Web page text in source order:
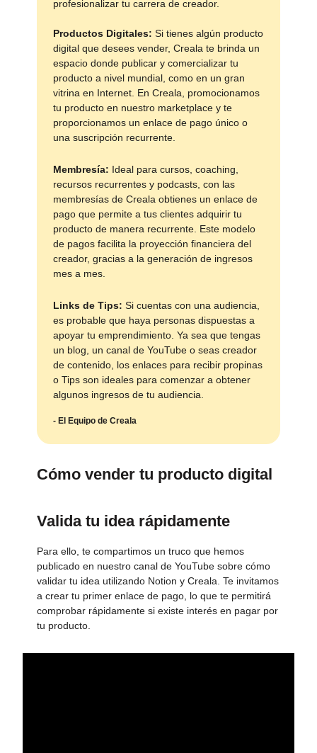
profesionalizar tu carrera de creador.
Productos Digitales: Si tienes algún producto
digital que desees vender, Creala te brinda un
espacio donde publicar y comercializar tu
producto a nivel mundial, como en un gran
vitrina en Internet. En Creala, promocionamos
tu producto en nuestro marketplace y te
proporcionamos un enlace de pago único o
una suscripción recurrente.
Membresía: Ideal para cursos, coaching,
recursos recurrentes y podcasts, con las
membresías de Creala obtienes un enlace de
pago que permite a tus clientes adquirir tu
producto de manera recurrente. Este modelo
de pagos facilita la proyección financiera del
creador, gracias a la generación de ingresos
mes a mes.
Links de Tips: Si cuentas con una audiencia,
es probable que haya personas dispuestas a
apoyar tu emprendimiento. Ya sea que tengas
un blog, un canal de YouTube o seas creador
de contenido, los enlaces para recibir propinas
o Tips son ideales para comenzar a obtener
algunos ingresos de tu audiencia.
- El Equipo de Creala
Cómo vender tu producto digital
Valida tu idea rápidamente
Para ello, te compartimos un truco que hemos
publicado en nuestro canal de YouTube sobre cómo
validar tu idea utilizando Notion y Creala. Te invitamos
a crear tu primer enlace de pago, lo que te permitirá
comprobar rápidamente si existe interés en pagar por
tu producto.